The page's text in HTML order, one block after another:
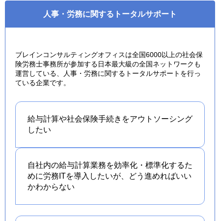
人事・労務に関するトータルサポート
ブレインコンサルティングオフィスは全国6000以上の社会保
険労務士事務所が参加する日本最大級の全国ネットワークも
運営している、人事・労務に関するトータルサポートを行っ
ている企業です。
給与計算や社会保険手続きをアウトソーシング
したい
自社内の給与計算業務を効率化・標準化するた
めに労務ITを導入したいが、どう進めればいい
かわからない